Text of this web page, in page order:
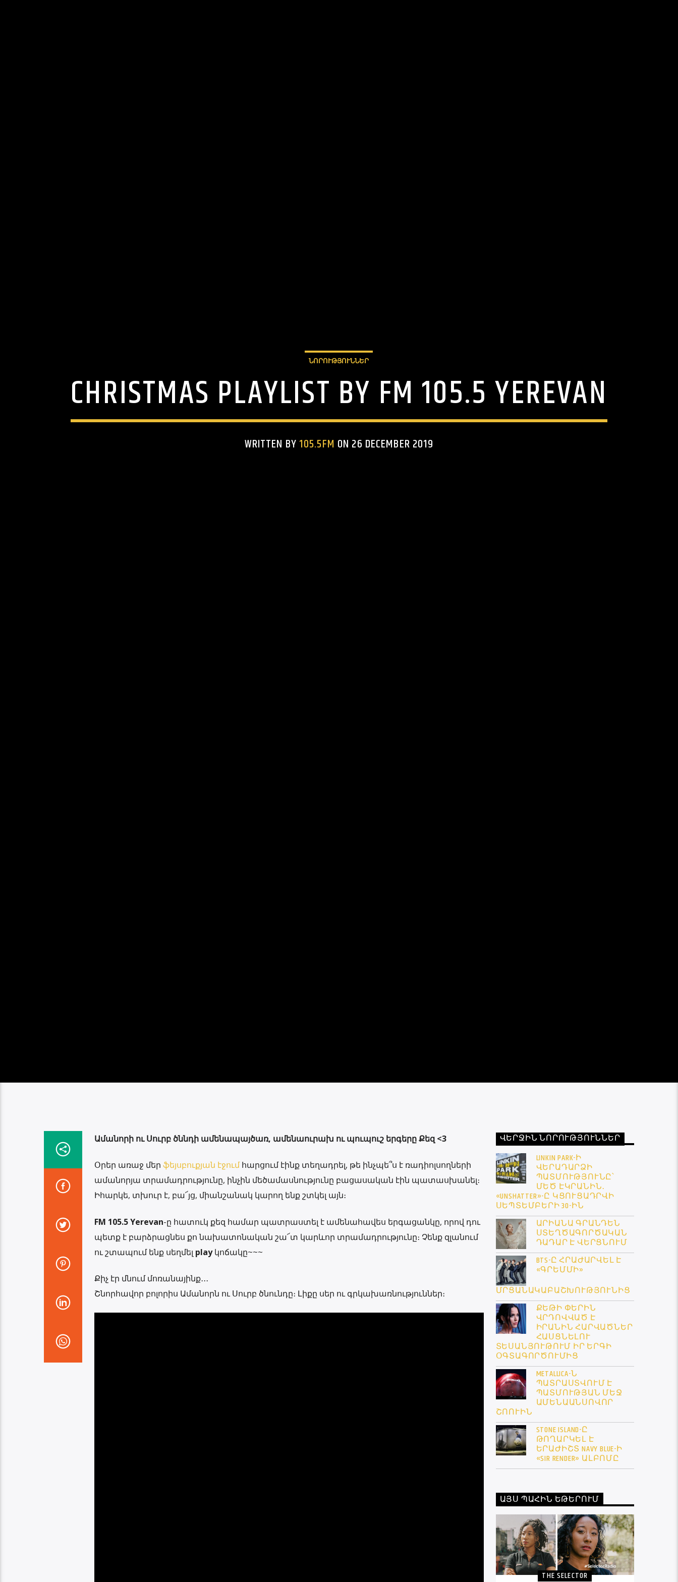
ՆՈՐՈՒԹՅՈՒՆՆԵՐ
CHRISTMAS PLAYLIST BY FM 105.5 YEREVAN
WRITTEN BY 105.5FM ON 26 DECEMBER 2019
Ամանորի ու Սուրբ ծննդի ամենապայծառ, ամենաուրախ ու պուպուշ երգերը Քեզ <3
Օրեր առաջ մեր ֆեյսբուքյան էջումհարցում էինք տեղադրել, թե ինչպե՞ս է ռադիոլսողների
ամանորյա տրամադրությունը, ինչին մեծամասնությունը բացասական էին պատասխանել։
Իհարկե, տխուր է, բա՜յց, միանշանակ կարող ենք շտկել այն։
FM 105.5 Yerevan-ը հատուկ քեզ համար պատրաստել է ամենահավես երգացանկը, որով դու
պետք է բարձրացնես քո նախատոնական շա՜տ կարևոր տրամադրությունը։ Չենք զլանում
ու շտապում ենք սեղմել playկոճակը~~~
Քիչ էր մնում մոռանայինք․․․
Շնորհավոր բոլորիս Ամանորն ու Սուրբ ծնունդը։ Լիքը սեր ու գրկախառնություններ։
ՎԵՐՋԻՆ ՆՈՐՈՒԹՅՈՒՆՆԵՐ
LINKIN PARK-Ի
ՎԵՐԱԴԱՐՁԻ
ՊԱՏՄՈՒԹՅՈՒՆԸ՝
ՄԵԾ ԷԿՐԱՆԻՆ․
«UNSHATTER»-Ը ԿՑՈՒՑԱԴՐՎԻ
ՍԵՊՏԵՄԲԵՐԻ 30-ԻՆ
ԱՐԻԱՆԱ ԳՐԱՆԴԵՆ
ՍՏԵՂԾԱԳՈՐԾԱԿԱՆ
ԴԱԴԱՐ Է ՎԵՐՑՆՈՒՄ
BTS-Ը ՀՐԱԺԱՐՎԵԼ Է
«ԳՐԵՄՄԻ»
ՄՐՑԱՆԱԿԱԲԱՇԽՈՒԹՅՈՒՆԻՑ
ՔԵԹԻ ՓԵՐԻՆ
ՎՐԴՈՎՎԱԾ Է
ԻՐԱՆԻՆ ՀԱՐՎԱԾՆԵՐ
ՀԱՍՑՆԵԼՈՒ
ՏԵՍԱՆՅՈՒԹՈՒՄ ԻՐ ԵՐԳԻ
ՕԳՏԱԳՈՐԾՈՒՄԻՑ
METALLICA-Ն
ՊԱՏՐԱՍՏՎՈՒՄ Է
ՊԱՏՄՈՒԹՅԱՆ ՄԵՋ
ԱՄԵՆԱԱՆՍՈՎՈՐ
ՇՈՈՒԻՆ
STONE ISLAND-Ը
ԹՈՂԱՐԿԵԼ Է
ԵՐԱԺԻՇՏ NAVY BLUE-Ի
«SIR RENDER» ԱԼԲՈՄԸ
ԱՅՍ ՊԱՀԻՆ ԵԹԵՐՈՒՄ
THE SELECTOR